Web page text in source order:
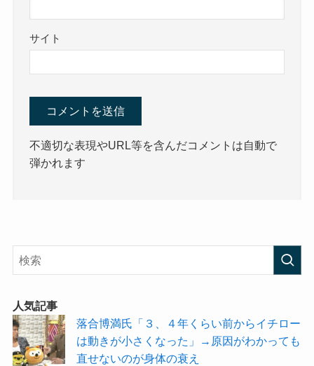
サイト
不適切な表現やURL等を含んだコメントは自動で
弾かれます
人気記事
落合博満氏「３、４年くらい前からイチロー
は動きが小さくなった」→原因がわかっても
直せないのが身体の衰え